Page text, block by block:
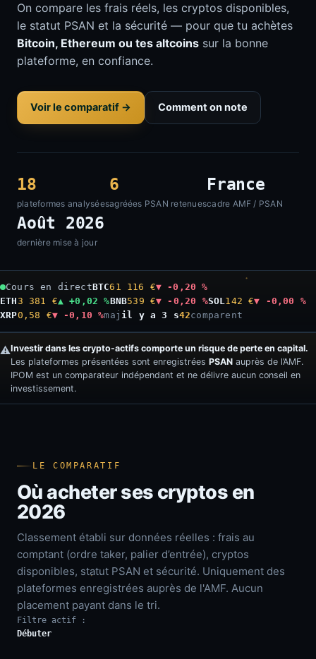
On compare les frais réels, les cryptos disponibles,
le statut PSAN et la sécurité — pour que tu achètes
Bitcoin, Ethereum ou tes altcoins sur la bonne
plateforme, en confiance.
Voir le comparatif → Comment on note
18
plateformes analysées
6
agréées PSAN retenues
France
cadre AMF / PSAN
Août 2026
dernière mise à jour
Cours en directBTC61 116 €▼ -0,20 %
ETH3 381 €▲ +0,02 %BNB539 €▼ -0,20 %SOL142 €▼ -0,00 %
XRP0,58 €▼ -0,10 %maj il y a 4 s42comparent
⚠️Investir dans les crypto-actifs comporte un risque de perte en capital.
Les plateformes présentées sont enregistrées PSAN auprès de l’AMF.
IPOM est un comparateur indépendant et ne délivre aucun conseil en
investissement.
LE COMPARATIF
Où acheter ses cryptos en
2026
Classement établi sur données réelles : frais au
comptant (ordre taker, palier d’entrée), cryptos
disponibles, statut PSAN et sécurité. Uniquement des
plateformes enregistrées auprès de l'AMF. Aucun
placement payant dans le tri.
Filtre actif :
Débuter